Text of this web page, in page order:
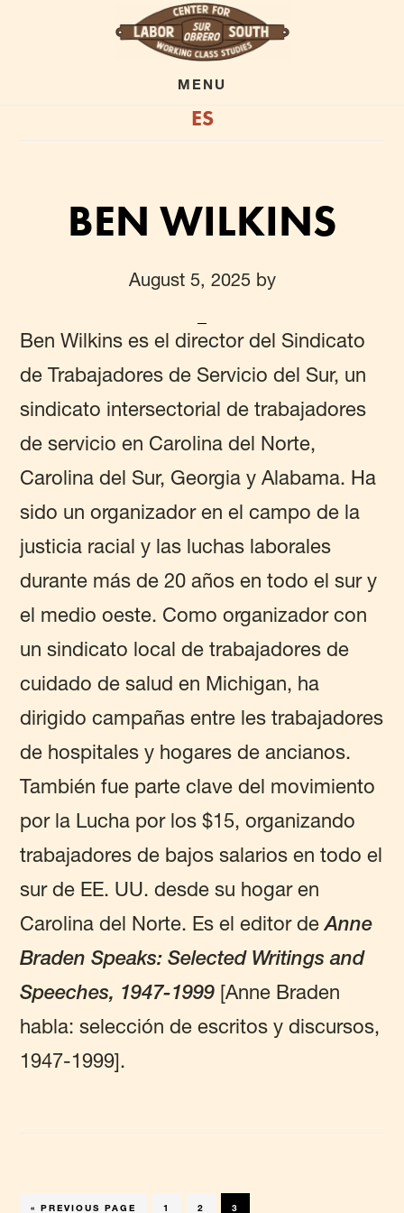
MENU
ES
BEN WILKINS
August 5, 2025by
Ben Wilkins es el director del Sindicato
de Trabajadores de Servicio del Sur, un
sindicato intersectorial de trabajadores
de servicio en Carolina del Norte,
Carolina del Sur, Georgia y Alabama. Ha
sido un organizador en el campo de la
justicia racial y las luchas laborales
durante más de 20 años en todo el sur y
el medio oeste. Como organizador con
un sindicato local de trabajadores de
cuidado de salud en Michigan, ha
dirigido campañas entre les trabajadores
de hospitales y hogares de ancianos.
También fue parte clave del movimiento
por la Lucha por los $15, organizando
trabajadores de bajos salarios en todo el
sur de EE. UU. desde su hogar en
Carolina del Norte. Es el editor deAnne
Braden Speaks: Selected Writings and
Speeches, 1947-1999 [Anne Braden
habla: selección de escritos y discursos,
1947-1999].
«GO
PREVIOUS PAGE PAGE
1 PAGE
2 PAGE
3